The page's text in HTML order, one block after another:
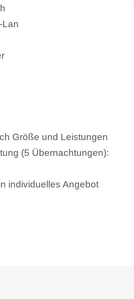
Lan
Größe und Leistungen
(5 Übernachtungen):
individuelles Angebot